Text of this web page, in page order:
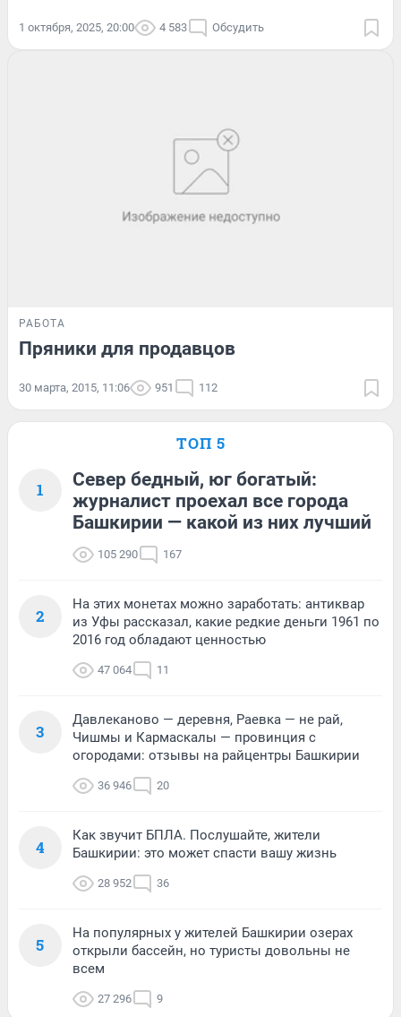
1 октября, 2025, 20:00 4 583 Обсудить
РАБОТА
Пряники для продавцов
30 марта, 2015, 11:06 951 112
ТОП 5
1
Север бедный, юг богатый:
журналист проехал все города
Башкирии — какой из них лучший
105 290 167
2
На этих монетах можно заработать: антиквар
из Уфы рассказал, какие редкие деньги 1961 по
2016 год обладают ценностью
47 064 11
3
Давлеканово — деревня, Раевка — не рай,
Чишмы и Кармаскалы — провинция с
огородами: отзывы на райцентры Башкирии
36 946 20
4
Как звучит БПЛА. Послушайте, жители
Башкирии: это может спасти вашу жизнь
28 952 36
5
На популярных у жителей Башкирии озерах
открыли бассейн, но туристы довольны не
всем
27 296 9